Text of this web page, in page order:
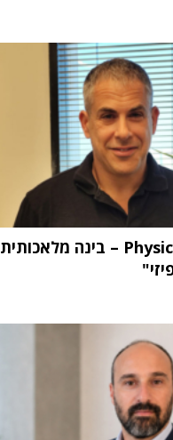
"העתיד הוא Physical AI – בינה מלאכותית